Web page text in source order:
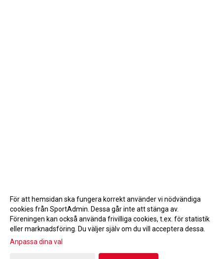
Gå till Webbversion
För att hemsidan ska fungera korrekt använder vi nödvändiga
cookies från SportAdmin. Dessa går inte att stänga av.
Föreningen kan också använda frivilliga cookies, t.ex. för statistik
eller marknadsföring. Du väljer själv om du vill acceptera dessa.
Anpassa dina val